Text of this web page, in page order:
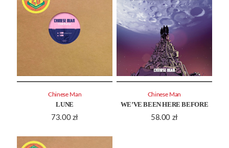
LUNE
73.00 zł
Chinese Man
WE’VE BEEN HERE BEFORE
58.00 zł
Chinese Man